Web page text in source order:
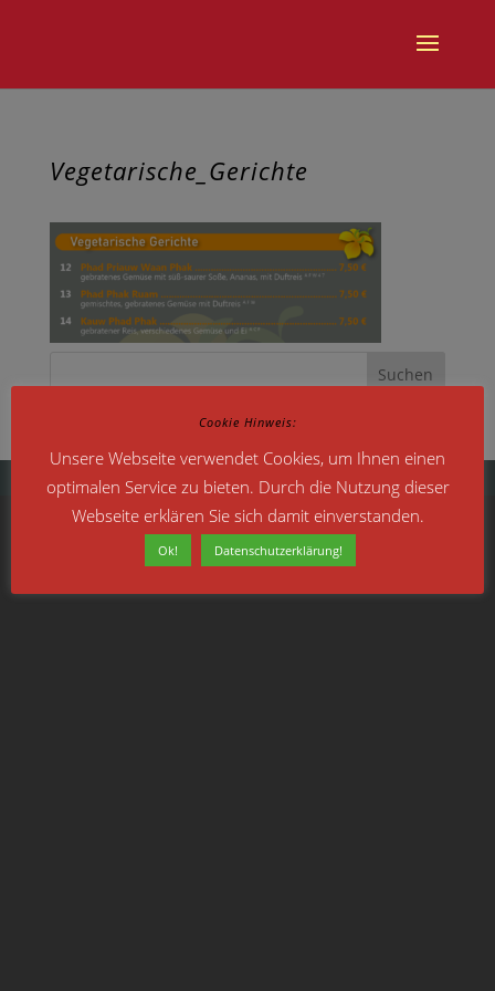
Vegetarische_Gerichte
Cookie Hinweis:
Unsere Webseite verwendet Cookies, um Ihnen einen
optimalen Service zu bieten. Durch die Nutzung dieser
Webseite erklären Sie sich damit einverstanden.
Ok! Datenschutzerklärung!